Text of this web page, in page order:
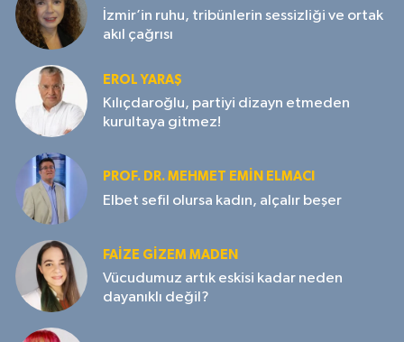
İzmir’in ruhu, tribünlerin sessizliği ve ortak
akıl çağrısı
EROL YARAŞ
Kılıçdaroğlu, partiyi dizayn etmeden
kurultaya gitmez!
PROF. DR. MEHMET EMIN ELMACI
Elbet sefil olursa kadın, alçalır beşer
FAIZE GIZEM MADEN
Vücudumuz artık eskisi kadar neden
dayanıklı değil?